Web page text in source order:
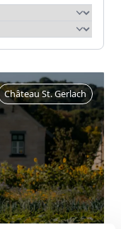
Château St. Gerlach